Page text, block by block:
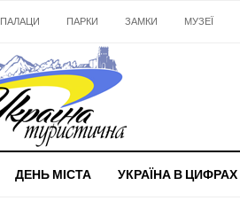
ПАЛАЦИ ПАРКИ ЗАМКИ МУЗЕЇ
ДЕНЬ МІСТА УКРАЇНА В ЦИФРАХ